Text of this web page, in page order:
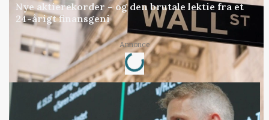
Nye aktierekorder – og den brutale lektie fra et
24-årigt finansgeni
Annonce
Loading...